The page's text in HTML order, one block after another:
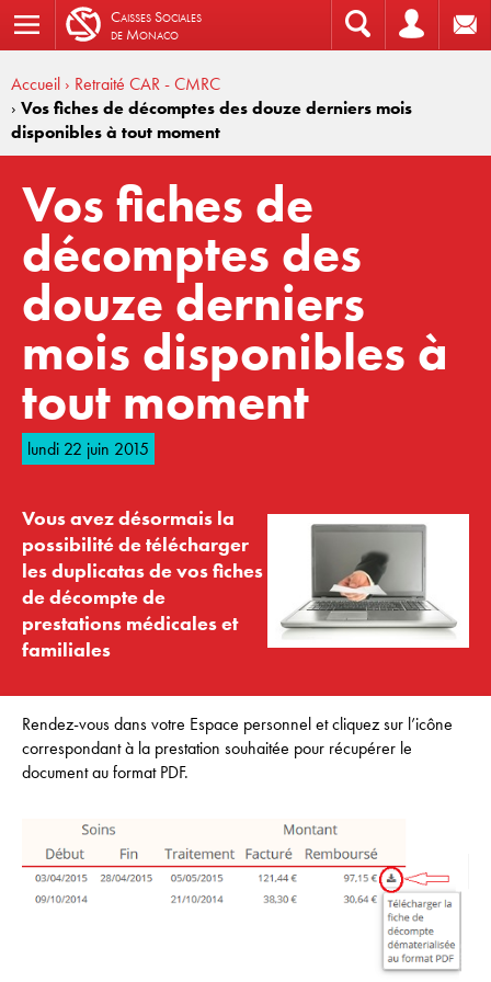
CaissesSociales
de Monaco
Accueil › Retraité CAR - CMRC
› Vos fiches de décomptes des douze derniers mois
disponibles à tout moment
Vos fiches de
décomptes des
douze derniers
mois disponibles à
tout moment
lundi 22 juin 2015
Vous avez désormais la
possibilité de télécharger
les duplicatas de vos fiches
de décompte de
prestations médicales et
familiales
Rendez-vous dans votre Espace personnel et cliquez sur l’icône
correspondant à la prestation souhaitée pour récupérer le
document au format PDF.